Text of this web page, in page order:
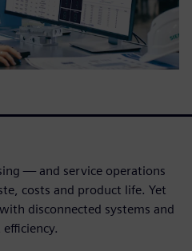
— and service operations
costs and product life. Yet
disconnected systems and